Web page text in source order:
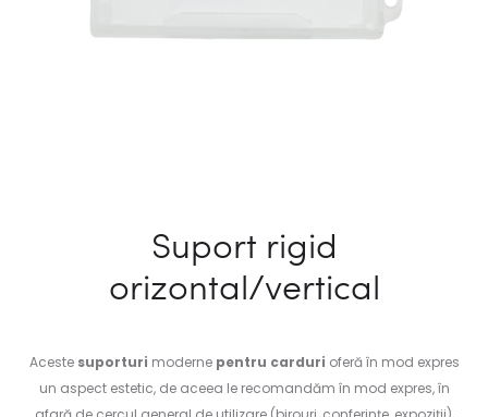
Suport rigid
orizontal/vertical
Aceste suporturi modernepentru carduri oferă în mod expres
un aspect estetic, de aceea le recomandăm în mod expres, în